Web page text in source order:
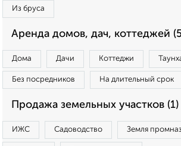
Из бруса
Аренда домов, дач, коттеджей
Дома Дачи Коттеджи
Без посредников На длительный срок
Продажа земельных участков (1)
ИЖС Садоводство Земля